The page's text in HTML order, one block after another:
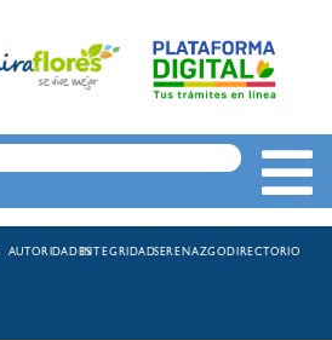
AUTORIDADESINTEGRIDADSERENAZGODIRECTORIO